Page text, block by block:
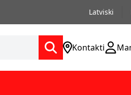
Latviski
Kontakti